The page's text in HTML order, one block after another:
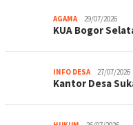
AGAMA 29/07/2026
KUA Bogor
INFO DESA 27/07/2026
Kantor Desa